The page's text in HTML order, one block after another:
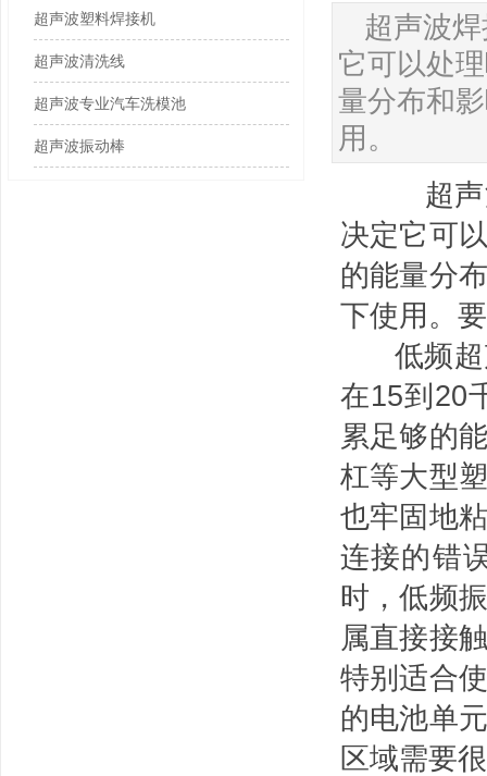
超声波塑料焊接机
超声波清洗线
超声波专业汽车洗模池
超声波振动棒
超声波
它可以处
量分布和
用。
超声
决定它可
的能量分
下使用。
低频超
在15到20
累足够的
杠等大型
也牢固地
连接的错
时，低频
属直接接
特别适合
的电池单
区域需要